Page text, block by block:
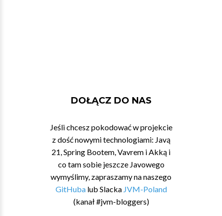
DOŁĄCZ DO NAS
Jeśli chcesz pokodować w projekcie
z dość nowymi technologiami: Javą
21, Spring Bootem, Vavrem i Akką i
co tam sobie jeszcze Javowego
wymyślimy, zapraszamy na naszego
GitHubalub Slacka JVM-Poland
(kanał #jvm-bloggers)